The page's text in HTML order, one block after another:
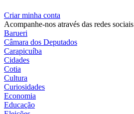
Criar minha conta
Acompanhe-nos através das redes sociais
Barueri
Câmara dos Deputados
Carapicuíba
Cidades
Cotia
Cultura
Curiosidades
Economia
Educação